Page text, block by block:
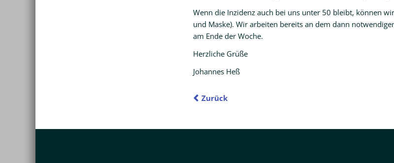
Wenn die Inzidenz auch bei uns unter 50 bleibt, können
und Maske). Wir arbeiten bereits an dem dann
am Ende der Woche.
Herzliche Grüße
Johannes Heß
Zurück